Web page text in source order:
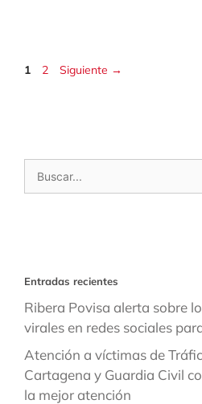
Página
1 Página
2 Siguiente →
Entradas recientes
Ribera Povisa alerta sobre
virales en redes sociales
Atención a víctimas de
Cartagena y Guardia Civil
la mejor atención